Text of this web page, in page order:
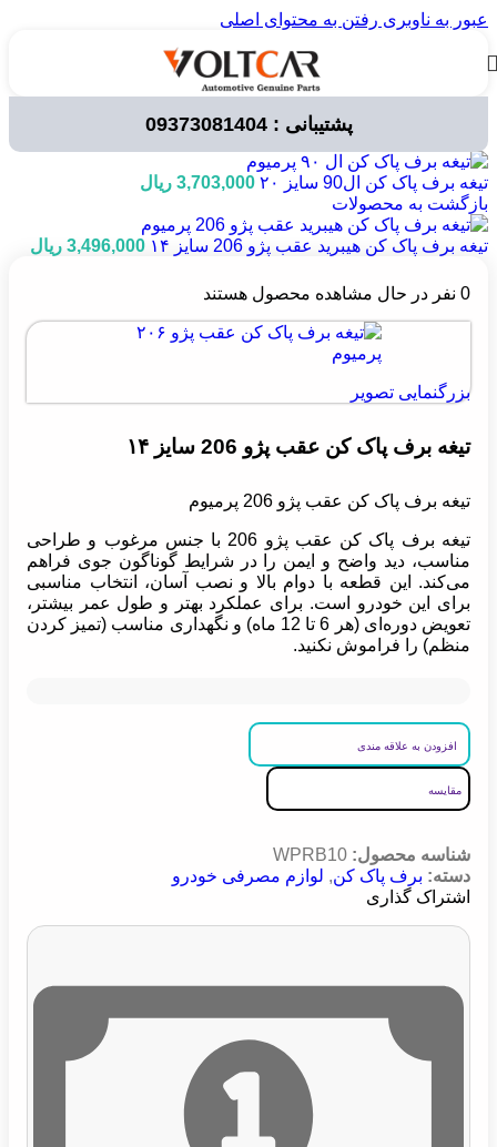
عبور به ناوبری رفتن به محتوای اصلی
پشتیبانی : 09373081404قطعات خودرو/ لوازم مصرفی خودرو/ برف پاک کن
تیغه برف پاک کن ال90 سایز ۲۰ 3,703,000 ریال
بازگشت به محصولات
تیغه برف پاک کن هیبرید عقب پژو 206 سایز ۱۴ 3,496,000 ریال
0 نفر در حال مشاهده محصول هستند
بزرگنمایی تصویر
تیغه برف پاک کن عقب پژو 206 سایز ۱۴
تیغه برف پاک کن عقب پژو 206 پرمیوم
تیغه برف پاک کن عقب پژو 206 با جنس مرغوب و طراحی
مناسب، دید واضح و ایمن را در شرایط گوناگون جوی فراهم
می‌کند. این قطعه با دوام بالا و نصب آسان، انتخاب مناسبی
برای این خودرو است. برای عملکرد بهتر و طول عمر بیشتر،
تعویض دوره‌ای (هر 6 تا 12 ماه) و نگهداری مناسب (تمیز کردن
منظم) را فراموش نکنید.
افزودن به علاقه مندی
مقایسه
شناسه محصول: WPRB10
دسته: برف پاک کن, لوازم مصرفی خودرو
اشتراک گذاری